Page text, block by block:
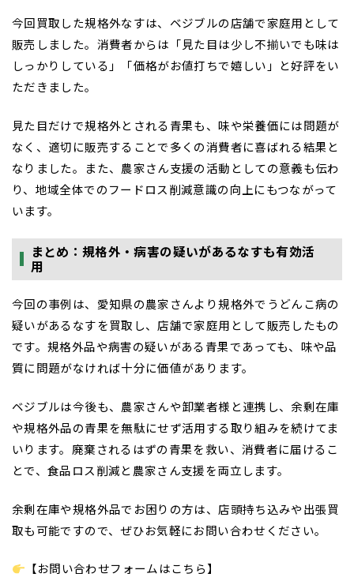
今回買取した規格外なすは、ベジブルの店舗で家庭用として
販売しました。消費者からは「見た目は少し不揃いでも味は
しっかりしている」「価格がお値打ちで嬉しい」と好評をい
ただきました。
見た目だけで規格外とされる青果も、味や栄養価には問題が
なく、適切に販売することで多くの消費者に喜ばれる結果と
なりました。また、農家さん支援の活動としての意義も伝わ
り、地域全体でのフードロス削減意識の向上にもつながって
います。
まとめ：規格外・病害の疑いがあるなすも有効活
用
今回の事例は、愛知県の農家さんより規格外でうどんこ病の
疑いがあるなすを買取し、店舗で家庭用として販売したもの
です。規格外品や病害の疑いがある青果であっても、味や品
質に問題がなければ十分に価値があります。
ベジブルは今後も、農家さんや卸業者様と連携し、余剰在庫
や規格外品の青果を無駄にせず活用する取り組みを続けてま
いります。廃棄されるはずの青果を救い、消費者に届けるこ
とで、食品ロス削減と農家さん支援を両立します。
余剰在庫や規格外品でお困りの方は、店頭持ち込みや出張買
取も可能ですので、ぜひお気軽にお問い合わせください。
【お問い合わせフォームはこちら】